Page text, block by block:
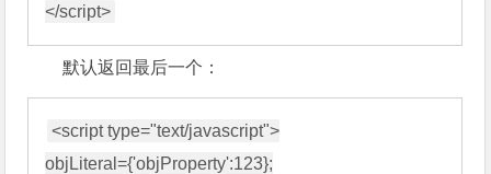
默认返回最后一个：
<script type="text/javascript">
objLiteral={'objProperty':123};